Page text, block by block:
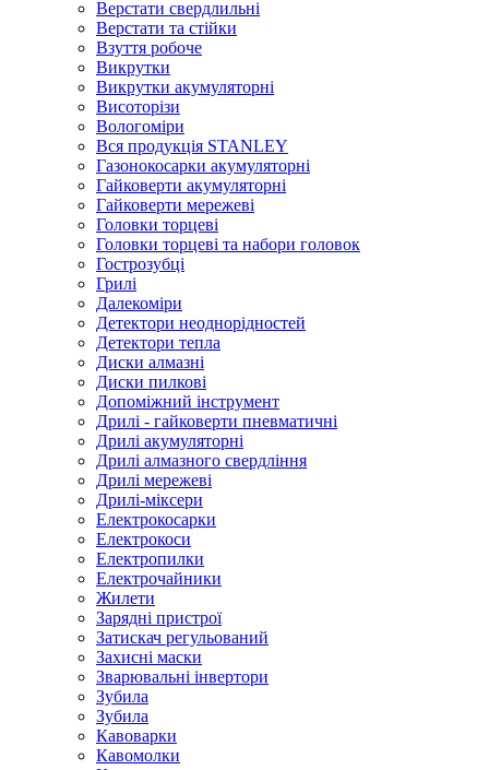
Верстати свердлильні
Верстати та стійки
Взуття робоче
Викрутки
Викрутки акумуляторні
Висоторізи
Вологоміри
Вся продукція STANLEY
Газонокосарки акумуляторні
Гайковерти акумуляторні
Гайковерти мережеві
Головки торцеві
Головки торцеві та набори головок
Гострозубці
Грилі
Далекоміри
Детектори неоднорідностей
Детектори тепла
Диски алмазні
Диски пилкові
Допоміжний інструмент
Дрилі - гайковерти пневматичні
Дрилі акумуляторні
Дрилі алмазного свердління
Дрилі мережеві
Дрилі-міксери
Електрокосарки
Електрокоси
Електропилки
Електрочайники
Жилети
Зарядні пристрої
Затискач регульований
Захисні маски
Зварювальні інвертори
Зубила
Зубила
Кавоварки
Кавомолки